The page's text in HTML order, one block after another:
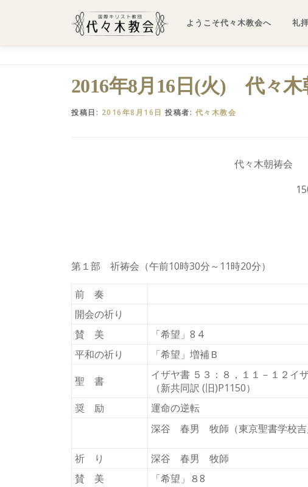
ン
ようこそ代々木教会へ 礼
2016年8月16日(火) 代々木
投稿日: 2016年8月16日 投稿者: 代々木教会
代々木朝祷会
第１部 祈祷会（午前10時30分～11時20分）
前 奏
開会の祈り
賛 美
「希望」8 4
平和の祈り
「希望」増補Ｂ
聖 書
イザヤ書 ５３：８，１１－１２イ
（新共同訳 (旧)P1150）
奨 励
運命の逆転
深谷 春男 牧師（東京聖書学校吉
祈 り
深谷 春男 牧師
賛 美
「希望」８8